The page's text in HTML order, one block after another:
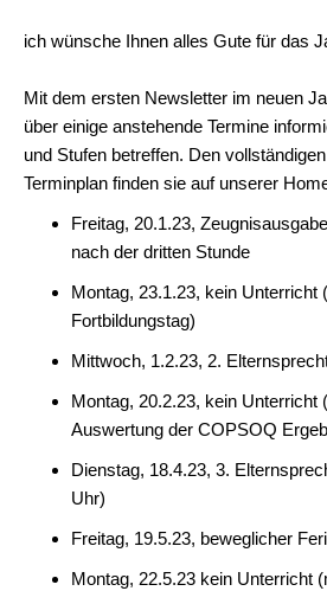
ich wünsche Ihnen alles Gute für das
Mit dem ersten Newsletter im neuen
über einige anstehende Termine
und Stufen betreffen. Den
Terminplan finden sie auf unserer
Freitag, 20.1.23,
nach der dritten Stunde
Montag, 23.1.23, kein Unterricht
Fortbildungstag)
Mittwoch, 1.2.23, 2.
Montag, 20.2.23, kein Unterricht
Auswertung der COPSOQ
Dienstag, 18.4.23, 3.
Uhr)
Freitag, 19.5.23, beweglicher
Montag, 22.5.23 kein Unterricht